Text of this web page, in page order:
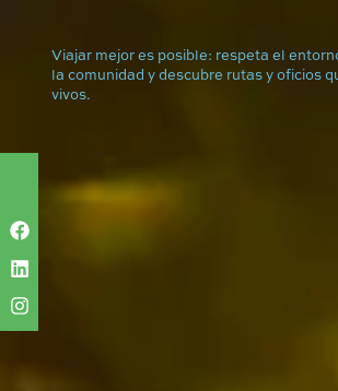
Viajar mejor es posible: respeta el
la comunidad y descubre rutas y oficios
vivos.